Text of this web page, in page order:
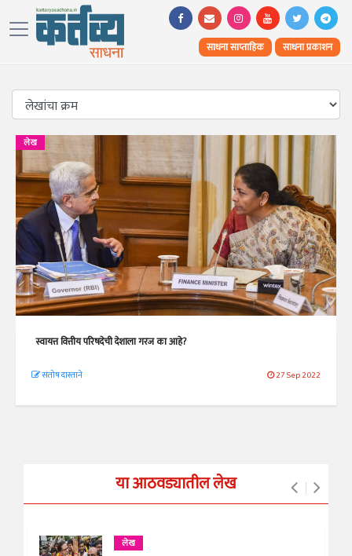
साधना साप्ताहिक साधना प्रकाशन
लेख
स्वायत्त वित्तीय परिषदेची देशाला गरज का आहे?
संतोष दास्ताने 27 Sep 2022
या आठवड्यातील लेख
लेख